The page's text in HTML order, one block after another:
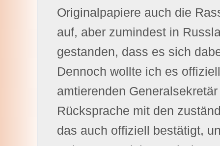
Originalpapiere auch die
auf, aber zumindest in
gestanden, dass es sich
Dennoch wollte ich es
amtierenden
Rücksprache mit den
das auch offiziell bestätigt,